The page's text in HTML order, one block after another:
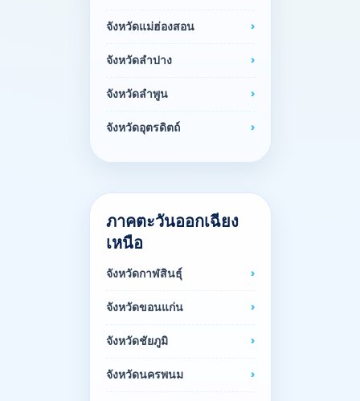
จังหวัดแม่ฮ่องสอน
จังหวัดลำปาง
จังหวัดลำพูน
จังหวัดอุตรดิตถ์
ภาคตะวันออกเฉียง
เหนือ
จังหวัดกาฬสินธุ์
จังหวัดขอนแก่น
จังหวัดชัยภูมิ
จังหวัดนครพนม